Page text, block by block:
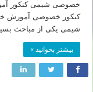
خصوصی شیمی کنکور
کنکور خصوصی آموزش
شیمی یکی از مباحث
بیشتر بخوانید »